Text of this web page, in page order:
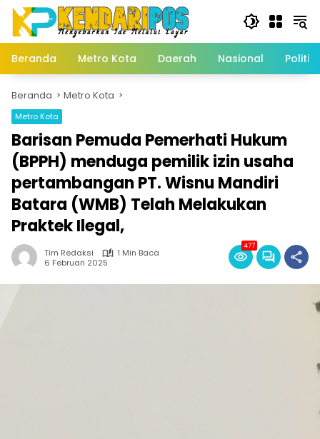
Langsung
konten
Beranda
Metro Kota Daerah Nasional Politik
Beranda Metro Kota
Metro Kota
Barisan Pemuda Pemerhati Hukum
(BPPH) menduga pemilik izin usaha
pertambangan PT. Wisnu Mandiri
Batara (WMB) Telah Melakukan
Praktek Ilegal,
Tim Redaksi
1 Min Baca
6 Februari 2025
477